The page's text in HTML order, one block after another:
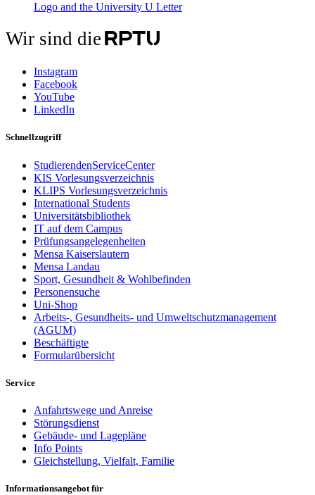
Wir sind die
Instagram
Facebook
YouTube
LinkedIn
Schnellzugriff
StudierendenServiceCenter
KIS Vorlesungsverzeichnis
KLIPS Vorlesungsverzeichnis
International Students
Universitätsbibliothek
IT auf dem Campus
Prüfungsangelegenheiten
Mensa Kaiserslautern
Mensa Landau
Sport, Gesundheit & Wohlbefinden
Personensuche
Uni-Shop
Arbeits-, Gesundheits- und Umweltschutzmanagement
(AGUM)
Beschäftigte
Formularübersicht
Service
Anfahrtswege und Anreise
Störungsdienst
Gebäude- und Lagepläne
Info Points
Gleichstellung, Vielfalt, Familie
Informationsangebot für